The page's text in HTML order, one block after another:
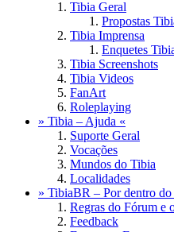
Tibia Geral
Propostas
Tibia Imprensa
Enquetes
Tibia Screenshots
Tibia Videos
FanArt
Roleplaying
» Tibia – Ajuda «
Suporte Geral
Vocações
Mundos do Tibia
Localidades
» TibiaBR – Por dentro
Regras do Fórum e
Feedback